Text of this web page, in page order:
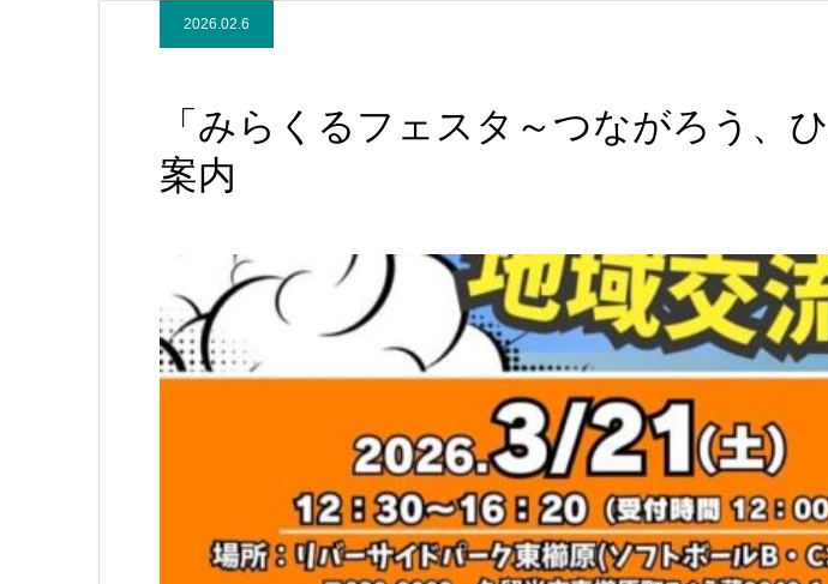
2026.02.6
「みらくるフェスタ～つながろう、
案内